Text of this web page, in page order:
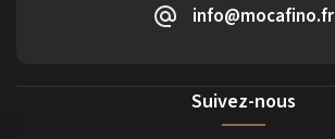
info@mocafino.fr
Suivez-nous